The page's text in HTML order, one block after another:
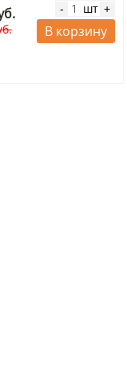
- шт +
В корзину